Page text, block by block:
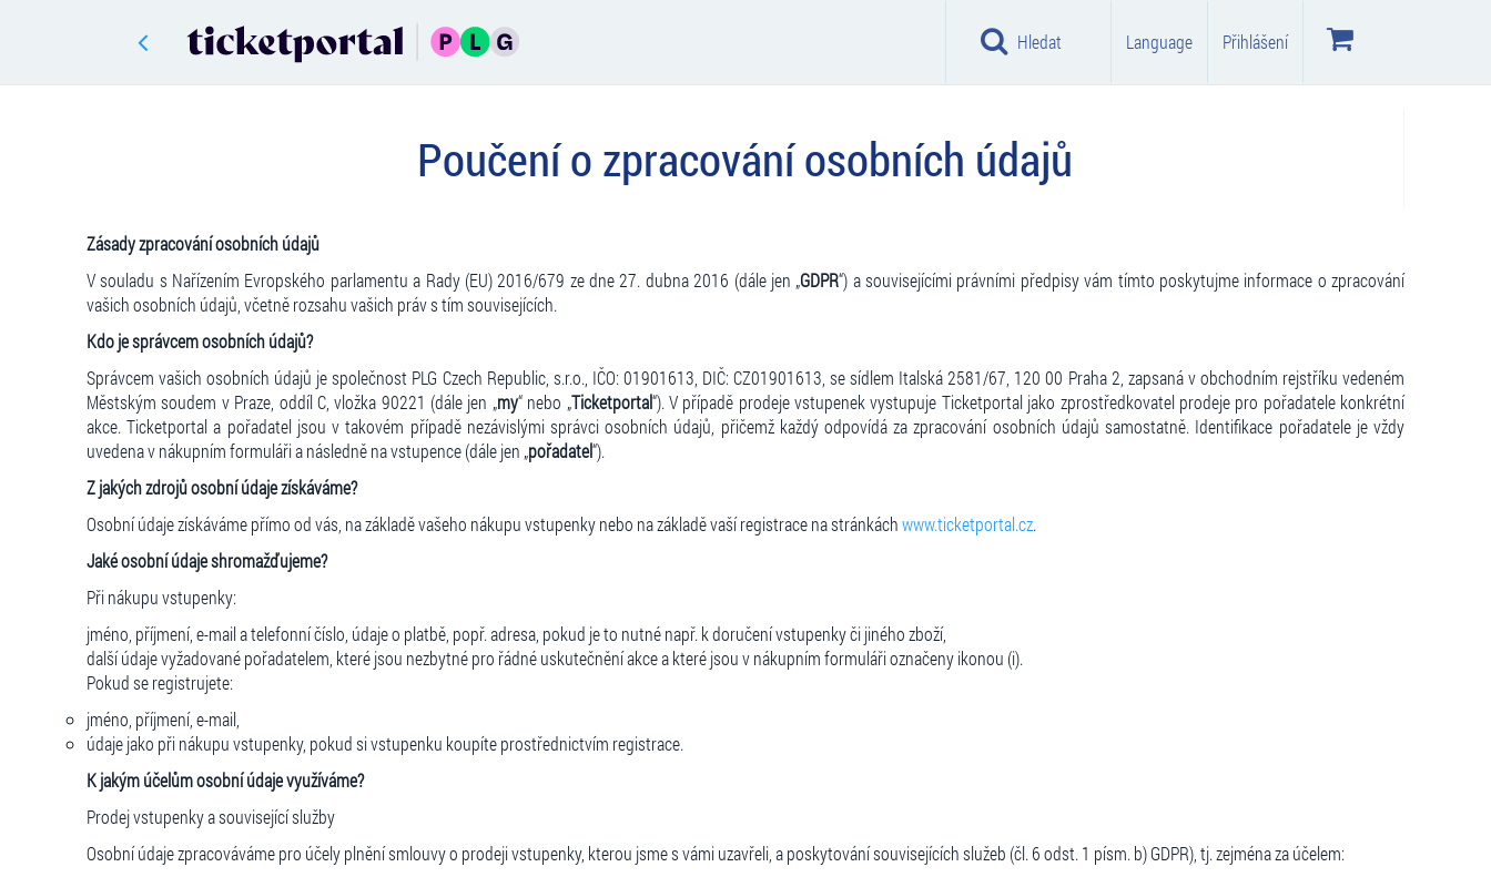
Hledat Language Přihlášení
Poučení o zpracování osobních údajů
Zásady zpracování osobních údajů
V souladu s Nařízením Evropského parlamentu a Rady (EU) 2016/679 ze dne 27. dubna 2016 (dále jen „GDPR“) a souvisejícími právními předpisy vám tímto poskytujme informace o zpracování
vašich osobních údajů, včetně rozsahu vašich práv s tím souvisejících.
Kdo je správcem osobních údajů?
Správcem vašich osobních údajů je společnost PLG Czech Republic, s.r.o., IČO: 01901613, DIČ: CZ01901613, se sídlem Italská 2581/67, 120 00 Praha 2, zapsaná v obchodním rejstříku vedeném
Městským soudem v Praze, oddíl C, vložka 90221 (dále jen „my“ nebo „Ticketportal“). V případě prodeje vstupenek vystupuje Ticketportal jako zprostředkovatel prodeje pro pořadatele konkrétní
akce. Ticketportal a pořadatel jsou v takovém případě nezávislými správci osobních údajů, přičemž každý odpovídá za zpracování osobních údajů samostatně. Identifikace pořadatele je vždy
uvedena v nákupním formuláři a následně na vstupence (dále jen „pořadatel“).
Z jakých zdrojů osobní údaje získáváme?
Osobní údaje získáváme přímo od vás, na základě vašeho nákupu vstupenky nebo na základě vaší registrace na stránkáchwww.ticketportal.cz.
Jaké osobní údaje shromažďujeme?
Při nákupu vstupenky:
jméno, příjmení, e-mail a telefonní číslo, údaje o platbě, popř. adresa, pokud je to nutné např. k doručení vstupenky či jiného zboží,
další údaje vyžadované pořadatelem, které jsou nezbytné pro řádné uskutečnění akce a které jsou v nákupním formuláři označeny ikonou (i).
Pokud se registrujete:
jméno, příjmení, e-mail,
údaje jako při nákupu vstupenky, pokud si vstupenku koupíte prostřednictvím registrace.
K jakým účelům osobní údaje využíváme?
Prodej vstupenky a související služby
Osobní údaje zpracováváme pro účely plnění smlouvy o prodeji vstupenky, kterou jsme s vámi uzavřeli, a poskytování souvisejících služeb (čl. 6 odst. 1 písm. b) GDPR), tj. zejména za účelem: